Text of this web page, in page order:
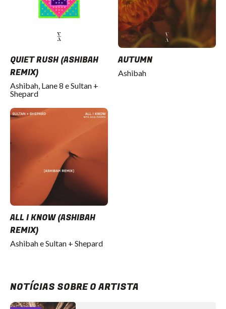
QUIET RUSH (ASHIBAH
REMIX)
Ashibah, Lane 8 e Sultan +
Shepard
AUTUMN
Ashibah
ALL I KNOW (ASHIBAH
REMIX)
Ashibah e Sultan + Shepard
NOTÍCIAS SOBRE O ARTISTA